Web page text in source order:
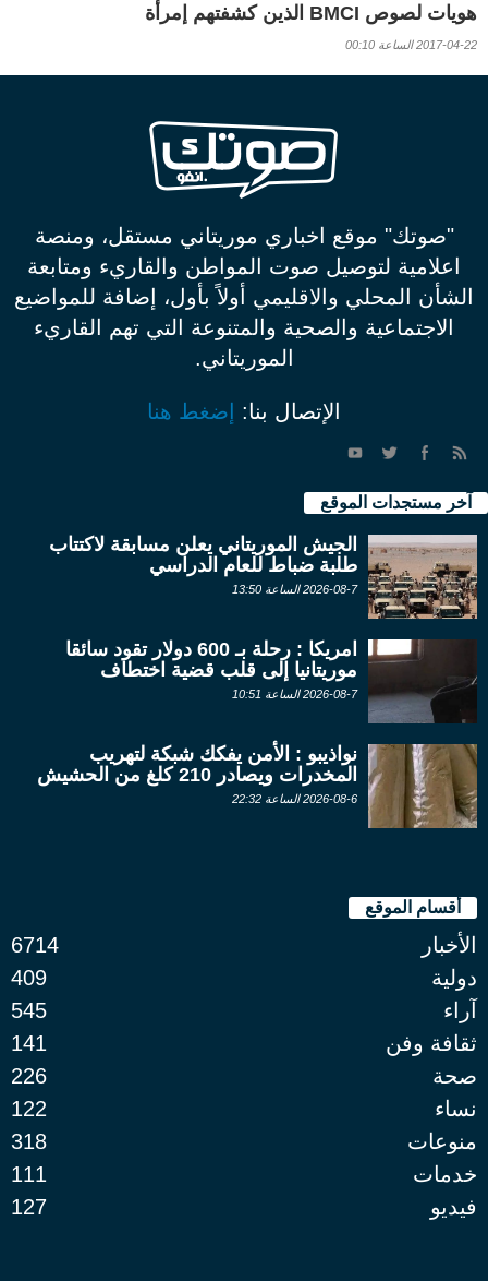
هويات لصوص BMCI الذين كشفتهم إمرأة
2017-04-22 الساعة 00:10
"صوتك" موقع اخباري موريتاني مستقل، ومنصة
اعلامية لتوصيل صوت المواطن والقاريء ومتابعة
الشأن المحلي والاقليمي أولاً بأول، إضافة للمواضيع
الاجتماعية والصحية والمتنوعة التي تهم القاريء
الموريتاني.
الإتصال بنا: إضغط هنا
آخر مستجدات الموقع
الجيش الموريتاني يعلن مسابقة لاكتتاب
طلبة ضباط للعام الدراسي
2026-08-7 الساعة 13:50
امريكا : رحلة بـ 600 دولار تقود سائقا
موريتانيا إلى قلب قضية اختطاف
2026-08-7 الساعة 10:51
نواذيبو : الأمن يفكك شبكة لتهريب
المخدرات ويصادر 210 كلغ من الحشيش
2026-08-6 الساعة 22:32
أقسام الموقع
الأخبار
6714
دولية
409
آراء
545
ثقافة وفن
141
صحة
226
نساء
122
منوعات
318
خدمات
111
فيديو
127